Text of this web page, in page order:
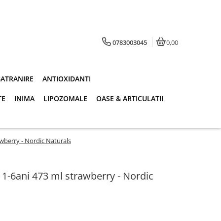
0783003045 0,00
ANTIOXIDANTI
INIMA LIPOZOMALE OASE & ARTICULATII
- Nordic Naturals
6ani 473 ml strawberry - Nordic